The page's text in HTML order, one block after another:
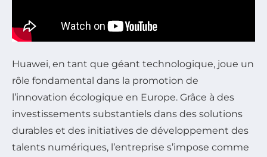
Huawei, en tant que géant technologique, joue un
rôle fondamental dans la promotion de
l’innovation écologique en Europe. Grâce à des
investissements substantiels dans des solutions
durables et des initiatives de développement des
talents numériques, l’entreprise s’impose comme